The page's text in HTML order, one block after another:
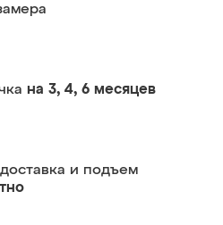
на 3, 4, 6 месяцев
доставка и подъем